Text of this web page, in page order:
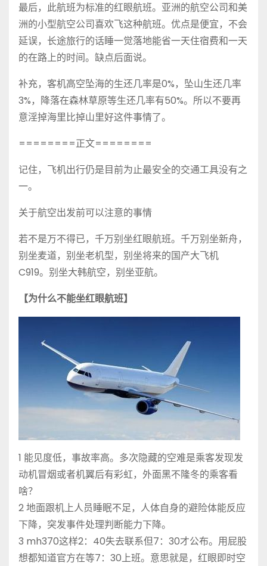
最后，此航班为标准的红眼航班。亚洲的航空公司和美
洲的小型航空公司喜欢飞这种航班。优点是便宜，不会
延误，长途旅行的话睡一觉落地能省一天住宿费和一天
的在路上的时间。缺点后面说。
补充，客机高空坠海的生还几率是0%，坠山生还几率
3%，降落在森林草原等生还几率有50%。所以不要再
意淫掉海里比掉山里好这件事情了。
========正文========
记住，飞机出行仍是目前为止最安全的交通工具没有之
一。
关于航空出发前可以注意的事情
若不是万不得已，千万别坐红眼航班。千万别坐新舟，
别坐麦道，别坐老机型，别坐将来的国产大飞机
C919。别坐大韩航空，别坐亚航。
【为什么不能坐红眼航班】
1 能见度低，事故率高。多次隐藏的空难是乘客发现发
动机冒烟或者机翼后有彩虹，外面黑不隆冬的乘客看
啥？
2 地面跟机上人员睡眠不足，人体自身的避险体能反应
下降，突发事件处理判断能力下降。
3 mh370这样2：40失去联系但7：30才公布。用屁股
想都知道官方在等7：30上班。意思就是，红眼即时空